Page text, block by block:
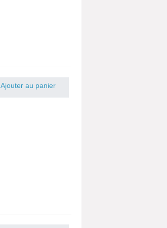
Ajouter au panier